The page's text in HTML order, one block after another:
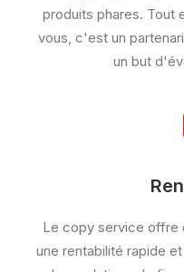
produits phares. Tout
vous, c'est un
un but
Le copy service offre
une rentabilité rapide